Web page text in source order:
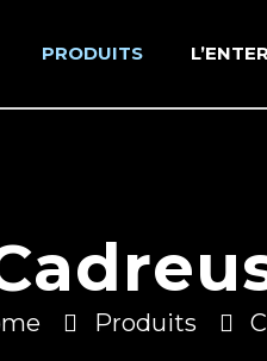
PRODUITS
Produits